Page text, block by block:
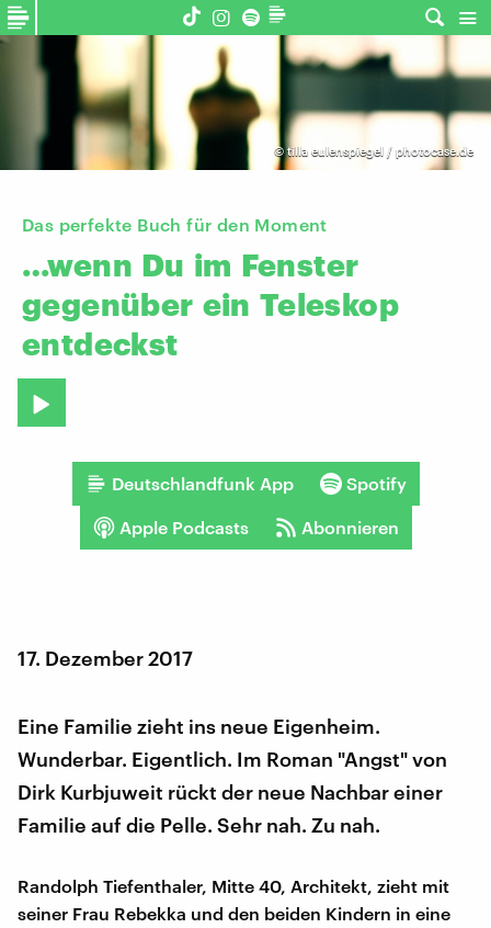
© tilla eulenspiegel / photocase.de
Das perfekte Buch für den Moment
…wenn Du im Fenster
gegenüber ein Teleskop
entdeckst
Deutschlandfunk App Spotify
Apple Podcasts Abonnieren
17. Dezember 2017
Eine Familie zieht ins neue Eigenheim.
Wunderbar. Eigentlich. Im Roman "Angst" von
Dirk Kurbjuweit rückt der neue Nachbar einer
Familie auf die Pelle. Sehr nah. Zu nah.
Randolph Tiefenthaler, Mitte 40, Architekt, zieht mit
seiner Frau Rebekka und den beiden Kindern in eine